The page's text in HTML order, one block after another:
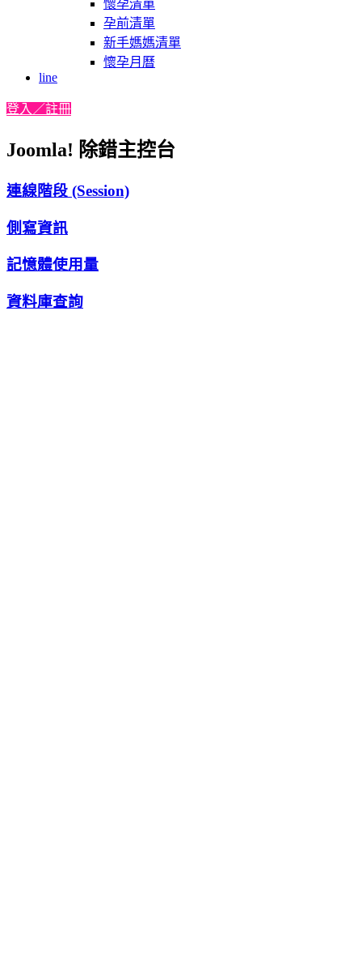
懷孕清單
孕前清單
新手媽媽清單
懷孕月曆
line
登入／註冊
Joomla! 除錯主控台
連線階段 (Session)
側寫資訊
記憶體使用量
資料庫查詢